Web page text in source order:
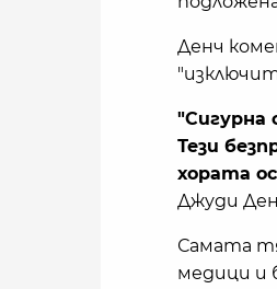
Денч
"Сигурна
Тези
хората
Джуди
Самата
медици и